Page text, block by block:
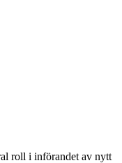
roll i införandet av nytt